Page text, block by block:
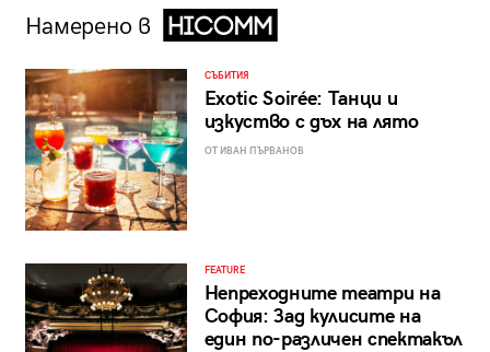
Намерено в
СЪБИТИЯ
Exotic Soirée: Танци и
изкуство с дъх на лято
ОТ ИВАН ПЪРВАНОВ
FEATURE
Непреходните театри на
София: Зад кулисите на
един по-различен спектакъл